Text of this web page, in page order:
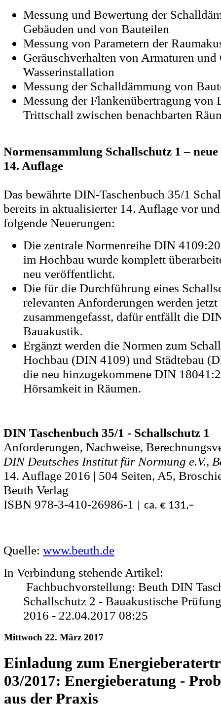
Messung und Bewertung der
Gebäuden und von Bauteilen
Messung von Parametern der
Geräuschverhalten von Armaturen und
Wasserinstallation
Messung der Schalldämmung von
Messung der Flankenübertragung von
Trittschall zwischen benachbarten
Normensammlung Schallschutz 1 –
14. Auflage
Das bewährte DIN-Taschenbuch 35/1
bereits in aktualisierter 14. Auflage vor
folgende Neuerungen:
Die zentrale Normenreihe DIN
im Hochbau wurde komplett
neu veröffentlicht.
Die für die Durchführung eines
relevanten Anforderungen werden
zusammengefasst, dafür entfällt die
Bauakustik.
Ergänzt werden die Normen zum
Hochbau (DIN 4109) und Städtebau
die neu hinzugekommene DIN
Hörsamkeit in Räumen.
DIN Taschenbuch 35/1 - Schallschutz 1
Anforderungen, Nachweise,
DIN Deutsches Institut für Normung e.V.,
14. Auflage 2016 | 504 Seiten, A5,
Beuth Verlag
ISBN 978-3-410-26986-1
| ca. € 131,–
Quelle: www.beuth.de
In Verbindung stehende Artikel:
Fachbuchvorstellung: Beuth DIN
Schallschutz 2 - Bauakustische
2016 - 22.04.2017 08:25
Mittwoch 22. März 2017
Einladung zum
03/2017: Energieberatung -
aus der Praxis